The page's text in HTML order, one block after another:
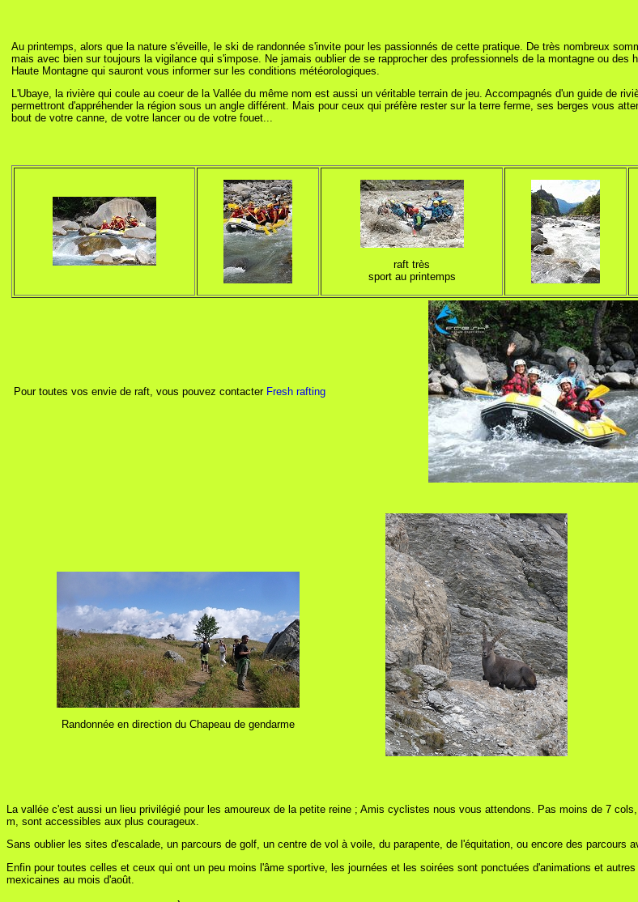
Au printemps, alors que la nature s'éveille, le ski de randonnée s'invite pour les passionnés de cette pratique. De très nombreux
mais avec bien sur toujours la vigilance qui s'impose. Ne jamais oublier de se rapprocher des professionnels de la montagne ou des
Haute Montagne qui sauront vous informer sur les conditions météorologiques.
L'Ubaye, la rivière qui coule au coeur de la Vallée du même nom est aussi un véritable terrain de jeu. Accompagnés d'un guide de
permettront d'appréhender la région sous un angle différent. Mais pour ceux qui préfère rester sur la terre ferme, ses berges vous
bout de votre canne, de votre lancer ou de votre fouet...
raft très
sport au printemps
Pour toutes vos envie de raft, vous pouvez contacterFresh rafting
Randonnée en direction du Chapeau de gendarme
La vallée c'est aussi un lieu privilégié pour les amoureux de la petite reine ; Amis cyclistes nous vous attendons. Pas moins de 7
m, sont accessibles aux plus courageux.
Sans oublier les sites d'escalade, un parcours de golf, un centre de vol à voile, du parapente, de l'équitation, ou encore des
Enfin pour toutes celles et ceux qui ont un peu moins l'âme sportive, les journées et les soirées sont ponctuées d'animations et
mexicaines au mois d'août.